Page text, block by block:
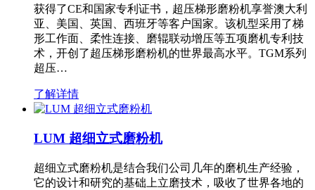
获得了CE和国家专利证书，超压梯形磨粉机享誉澳大利
亚、美国、英国、西班牙等客户国家。该机型采用了梯
形工作面、柔性连接、磨辊联动增压等五项磨机专利技
术，开创了超压梯形磨粉机的世界最高水平。TGM系列
超压…
了解详情
LUM 超细立式磨粉机
超细立式磨粉机是结合我们公司几年的磨机生产经验，
它的设计和研究的基础上立磨技术，吸收了世界各地的